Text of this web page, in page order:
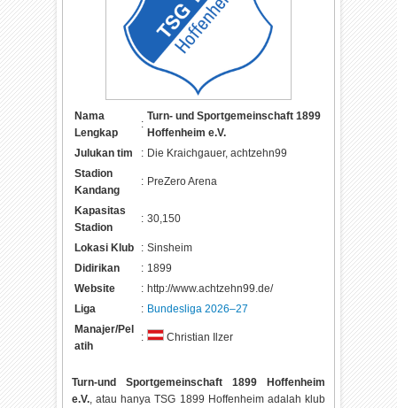
Nama
Lengkap
:
Turn- und Sportgemeinschaft 1899
Hoffenheim e.V.
Julukan tim
: Die Kraichgauer, achtzehn99
Stadion
Kandang
: PreZero Arena
Kapasitas
Stadion
: 30,150
Lokasi Klub : Sinsheim
Didirikan
: 1899
Website
: http://www.achtzehn99.de/
Liga
: Bundesliga 2026–27
Manajer/Pel
atih
: Christian Ilzer
Turn-und Sportgemeinschaft 1899 Hoffenheim
e.V., atau hanya TSG 1899 Hoffenheim adalah klub